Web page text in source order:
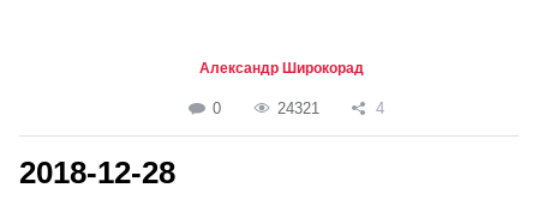
Александр Широкорад
0 24321 4
2018-12-28